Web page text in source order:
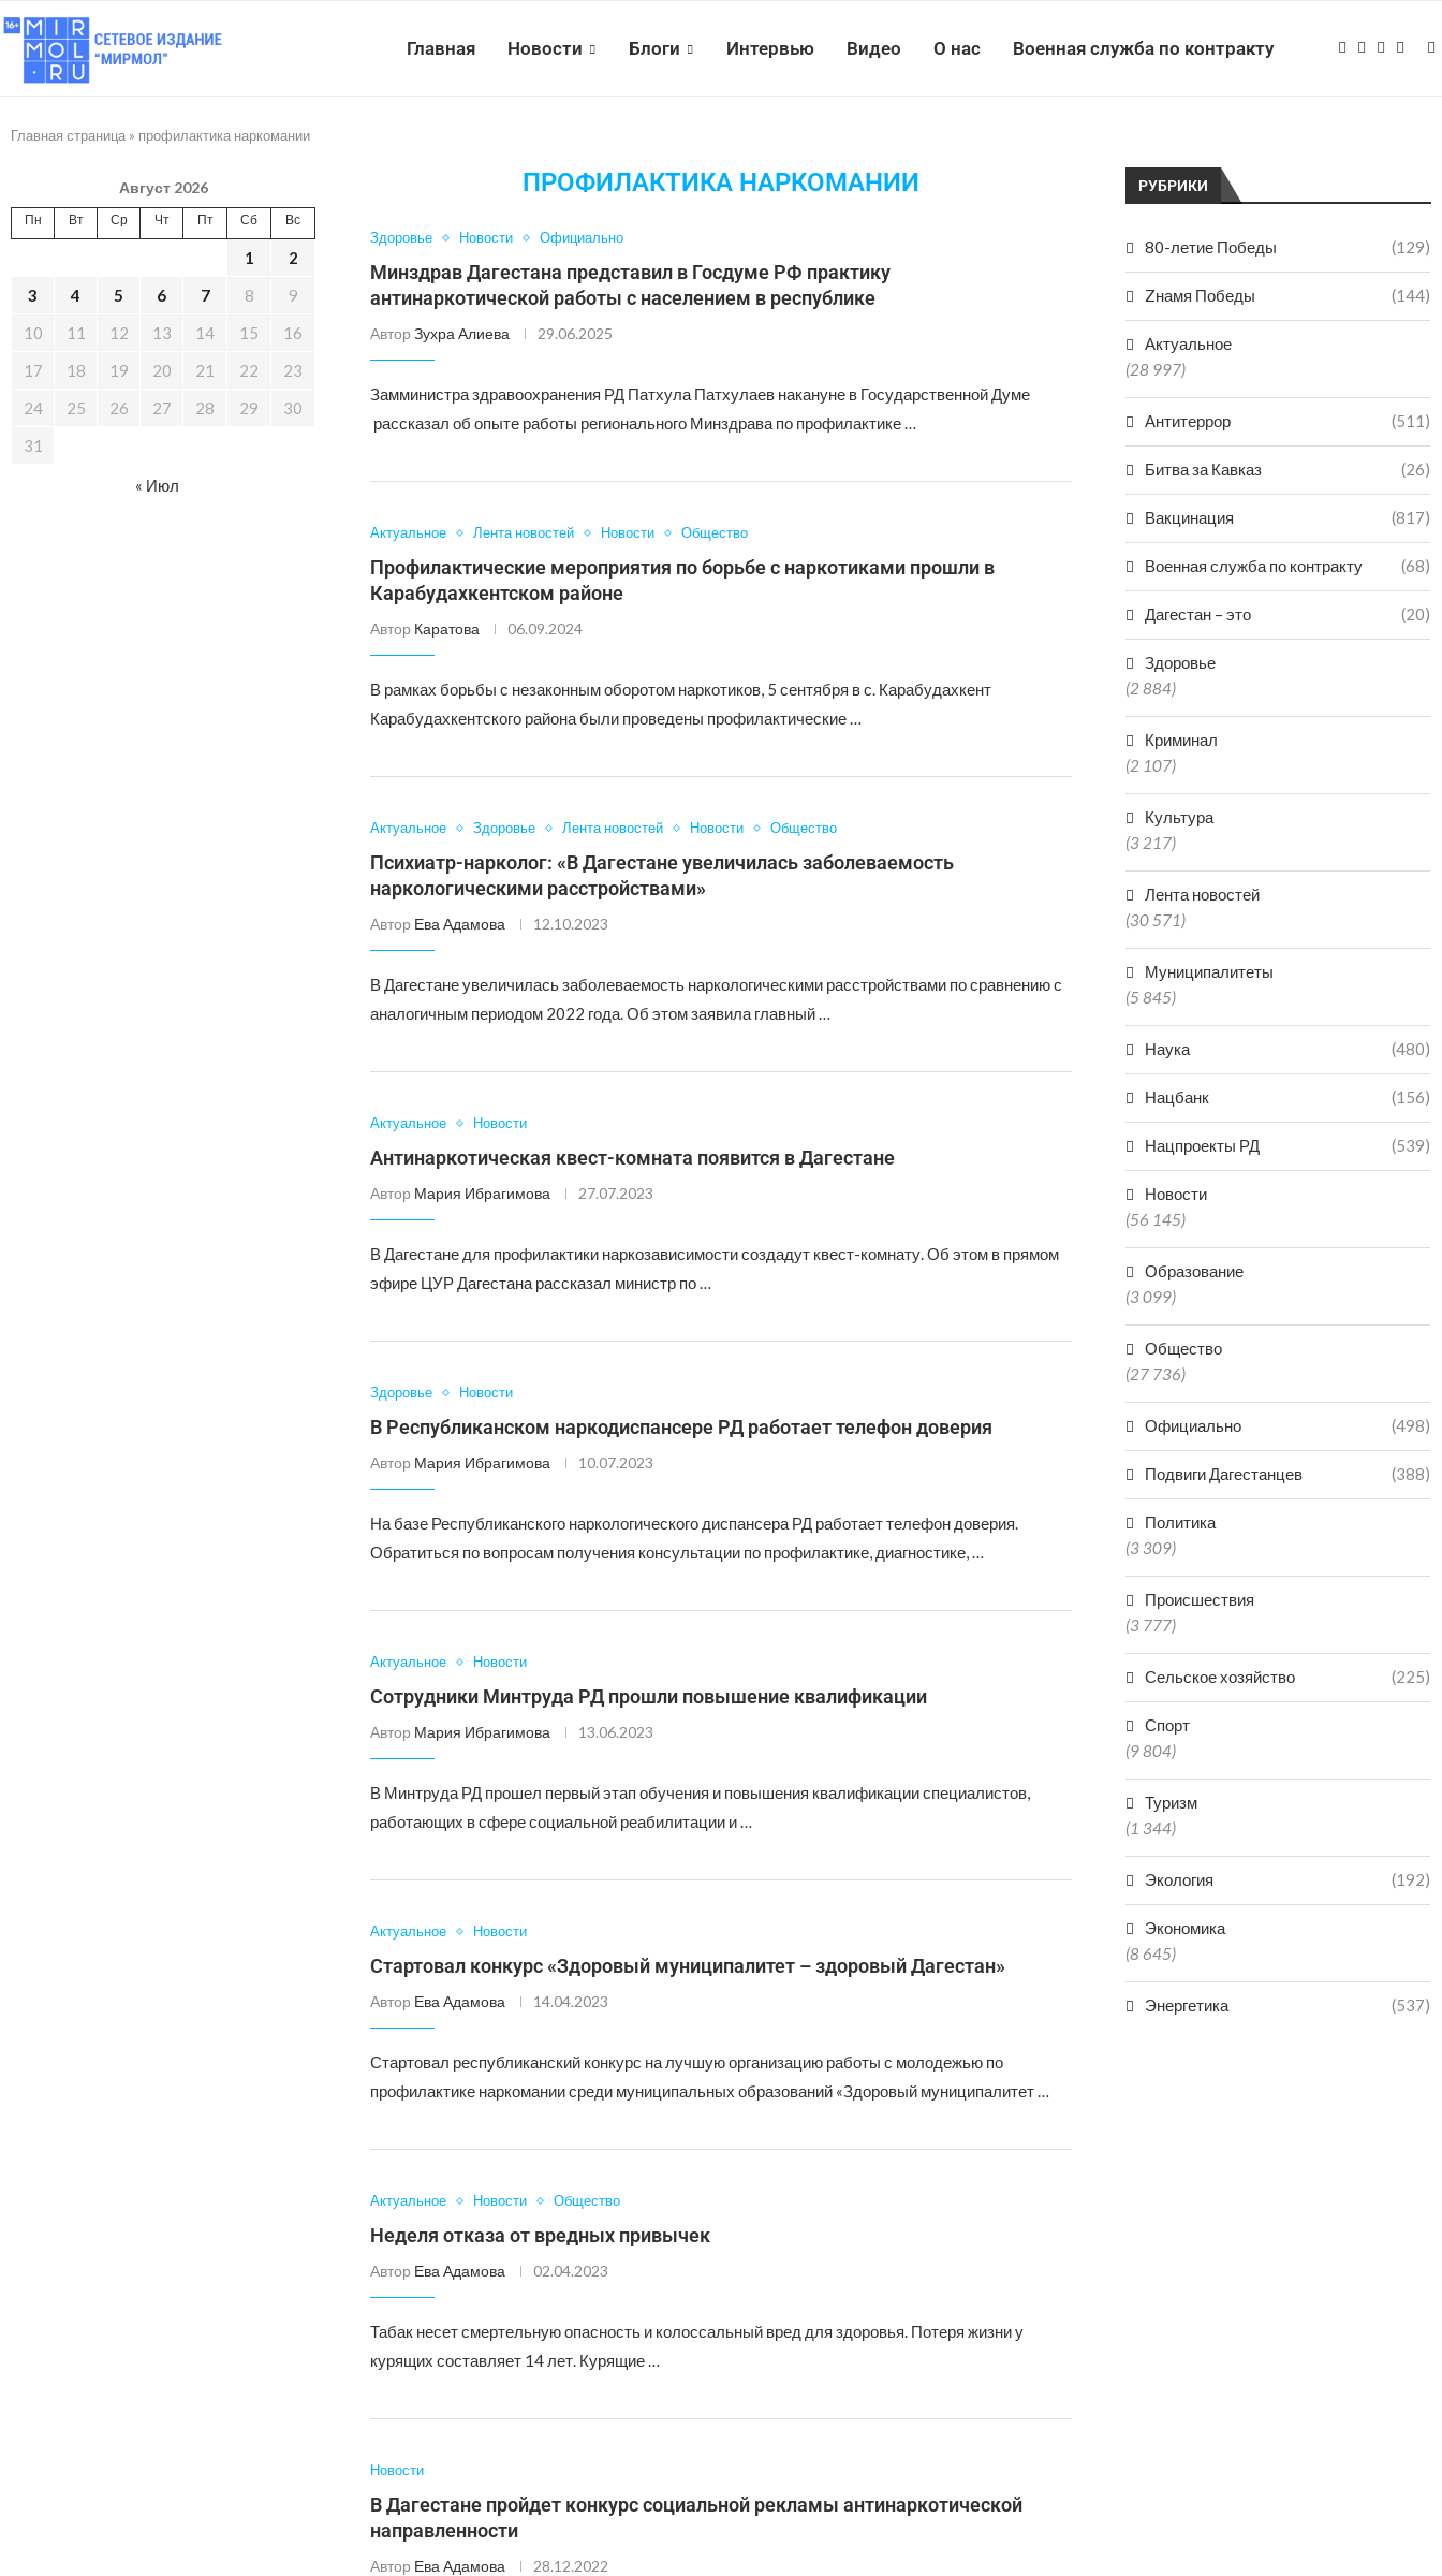
Главная Новости Блоги Интервью Видео О нас Военная служба по контракту
Главная страница » профилактика наркомании
ПРОФИЛАКТИКА НАРКОМАНИИ
Здоровье Новости Официально
Минздрав Дагестана представил в Госдуме РФ практику
антинаркотической работы с населением в республике
Автор Зухра Алиева 29.06.2025
Замминистра здравоохранения РД Патхула Патхулаев накануне в Государственной Думе
рассказал об опыте работы регионального Минздрава по профилактике …
Актуальное Лента новостей Новости Общество
Профилактические мероприятия по борьбе с наркотиками прошли в
Карабудахкентском районе
Автор Каратова 06.09.2024
В рамках борьбы с незаконным оборотом наркотиков, 5 сентября в с. Карабудахкент
Карабудахкентского района были проведены профилактические …
Актуальное Здоровье Лента новостей Новости Общество
Психиатр-нарколог: «В Дагестане увеличилась заболеваемость
наркологическими расстройствами»
Автор Ева Адамова 12.10.2023
В Дагестане увеличилась заболеваемость наркологическими расстройствами по сравнению с
аналогичным периодом 2022 года. Об этом заявила главный …
Актуальное Новости
Антинаркотическая квест-комната появится в Дагестане
Автор Мария Ибрагимова 27.07.2023
В Дагестане для профилактики наркозависимости создадут квест-комнату. Об этом в прямом
эфире ЦУР Дагестана рассказал министр по …
Здоровье Новости
В Республиканском наркодиспансере РД работает телефон доверия
Автор Мария Ибрагимова 10.07.2023
На базе Республиканского наркологического диспансера РД работает телефон доверия.
Обратиться по вопросам получения консультации по профилактике, диагностике, …
Актуальное Новости
Сотрудники Минтруда РД прошли повышение квалификации
Автор Мария Ибрагимова 13.06.2023
В Минтруда РД прошел первый этап обучения и повышения квалификации специалистов,
работающих в сфере социальной реабилитации и …
Актуальное Новости
Стартовал конкурс «Здоровый муниципалитет – здоровый Дагестан»
Автор Ева Адамова 14.04.2023
Стартовал республиканский конкурс на лучшую организацию работы с молодежью по
профилактике наркомании среди муниципальных образований «Здоровый муниципалитет …
Актуальное Новости Общество
Неделя отказа от вредных привычек
Автор Ева Адамова 02.04.2023
Табак несет смертельную опасность и колоссальный вред для здоровья. Потеря жизни у
курящих составляет 14 лет. Курящие …
Новости
В Дагестане пройдет конкурс социальной рекламы антинаркотической
направленности
Автор Ева Адамова 28.12.2022
РУБРИКИ
80-летие Победы (129)
Zнамя Победы (144)
Актуальное
(28 997)
Антитеррор (511)
Битва за Кавказ (26)
Вакцинация (817)
Военная служба по контракту (68)
Дагестан – это (20)
Здоровье
(2 884)
Криминал
(2 107)
Культура
(3 217)
Лента новостей
(30 571)
Муниципалитеты
(5 845)
Наука (480)
Нацбанк (156)
Нацпроекты РД (539)
Новости
(56 145)
Образование
(3 099)
Общество
(27 736)
Официально (498)
Подвиги Дагестанцев (388)
Политика
(3 309)
Происшествия
(3 777)
Сельское хозяйство (225)
Спорт
(9 804)
Туризм
(1 344)
Экология (192)
Экономика
(8 645)
Энергетика (537)
Август 2026
Пн Вт Ср Чт Пт Сб Вс
1
2
3
4 5 6 7 8
9
10
11 12 13 14 15
16
17
18 19 20 21 22
23
24
25 26 27 28 29
30
31
« Июл